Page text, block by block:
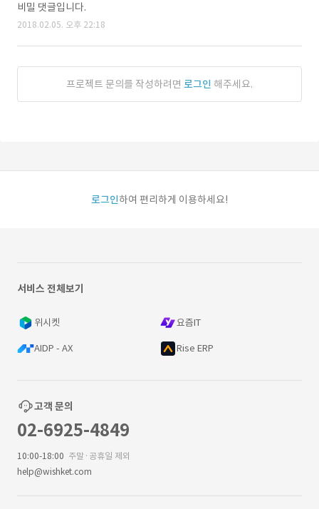
비밀 댓글입니다.
2018.02.05. 오후 22:18
프로젝트 문의를 작성하려면 로그인 해주세요.
로그인하여 편리하게 이용하세요!
서비스 전체보기
위시켓 요즘IT
AIDP - AX Rise ERP
고객 문의
02-6925-4849
10:00-18:00 주말·공휴일 제외
help@wishket.com